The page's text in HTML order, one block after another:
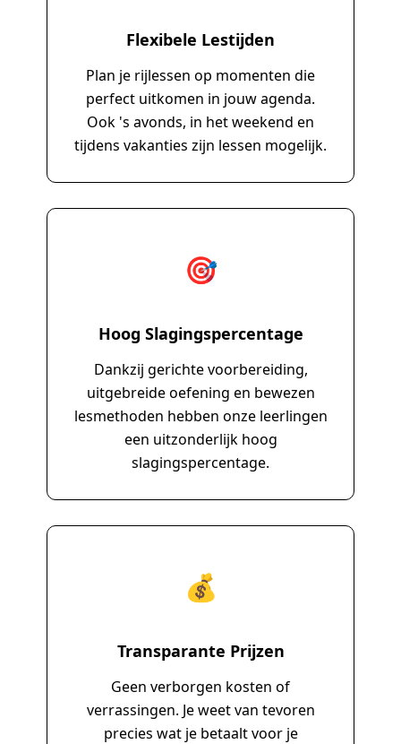
Flexibele Lestijden
Plan je rijlessen op momenten die
perfect uitkomen in jouw agenda.
Ook 's avonds, in het weekend en
tijdens vakanties zijn lessen mogelijk.
🎯
Hoog Slagingspercentage
Dankzij gerichte voorbereiding,
uitgebreide oefening en bewezen
lesmethoden hebben onze leerlingen
een uitzonderlijk hoog
slagingspercentage.
💰
Transparante Prijzen
Geen verborgen kosten of
verrassingen. Je weet van tevoren
precies wat je betaalt voor je